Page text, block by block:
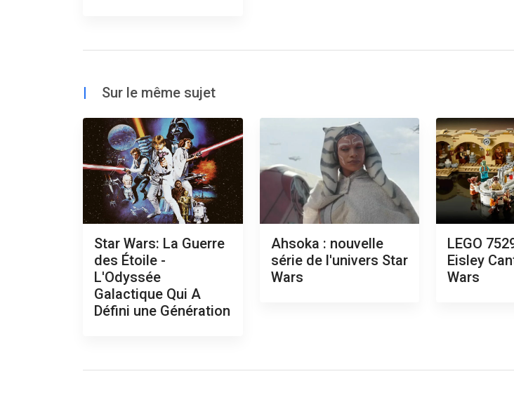
| Sur le même sujet
Star Wars: La Guerre
des Étoile -
L'Odyssée
Galactique Qui A
Défini une Génération
Ahsoka : nouvelle
série de l'univers Star
Wars
LEGO
Eisley
Wars